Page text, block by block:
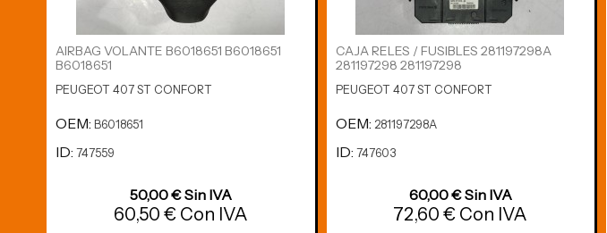
AIRBAG VOLANTE B6018651 B6018651
B6018651
PEUGEOT 407 ST CONFORT
OEM: B6018651
ID: 747559
50,00 € Sin IVA
60,50 € Con IVA
CAJA RELES / FUSIBLES 281197298A
281197298 281197298
PEUGEOT 407 ST CONFORT
OEM: 281197298A
ID: 747603
60,00 € Sin IVA
72,60 € Con IVA